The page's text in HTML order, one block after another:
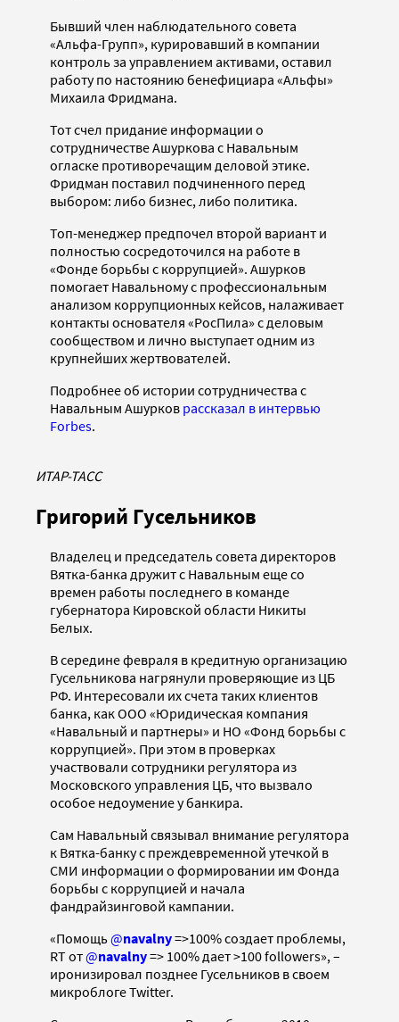
Бывший член наблюдательного совета
«Альфа-Групп», курировавший в компании
контроль за управлением активами, оставил
работу по настоянию бенефициара «Альфы»
Михаила Фридмана.
Тот счел придание информации о
сотрудничестве Ашуркова с Навальным
огласке противоречащим деловой этике.
Фридман поставил подчиненного перед
выбором: либо бизнес, либо политика.
Топ-менеджер предпочел второй вариант и
полностью сосредоточился на работе в
«Фонде борьбы с коррупцией». Ашурков
помогает Навальному с профессиональным
анализом коррупционных кейсов, налаживает
контакты основателя «РосПила» с деловым
сообществом и лично выступает одним из
крупнейших жертвователей.
Подробнее об истории сотрудничества с
Навальным Ашурков рассказал в интервью
Forbes.
ИТАР-ТАСС
Григорий Гусельников
Владелец и председатель совета директоров
Вятка-банка дружит с Навальным еще со
времен работы последнего в команде
губернатора Кировской области Никиты
Белых.
В середине февраля в кредитную организацию
Гусельникова нагрянули проверяющие из ЦБ
РФ. Интересовали их счета таких клиентов
банка, как ООО «Юридическая компания
«Навальный и партнеры» и НО «Фонд борьбы с
коррупцией». При этом в проверках
участвовали сотрудники регулятора из
Московского управления ЦБ, что вызвало
особое недоумение у банкира.
Сам Навальный связывал внимание регулятора
к Вятка-банку с преждевременной утечкой в
СМИ информации о формировании им Фонда
борьбы с коррупцией и начала
фандрайзинговой кампании.
«Помощь@navalny=>100% создает проблемы,
RT от@navalny=> 100% дает >100 followers», –
иронизировал позднее Гусельников в своем
микроблоге Twitter.